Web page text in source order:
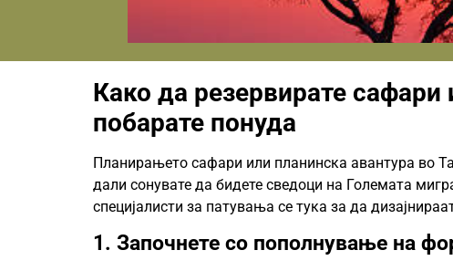
Како да резервирате
побарате понуда
Планирањето сафари или планинска авантура во
дали сонувате да бидете сведоци на Големата
специјалисти за патувања се тука за да
1. Започнете со пополнување на